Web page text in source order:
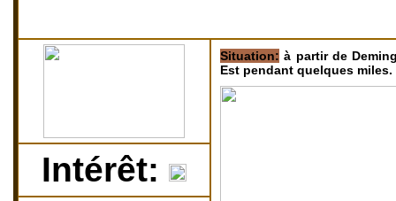
Situation: à partir de
Est pendant quelques
Intérêt: